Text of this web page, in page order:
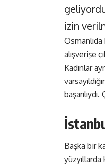
izin
alışverişe
Kadınlar
Başka bir